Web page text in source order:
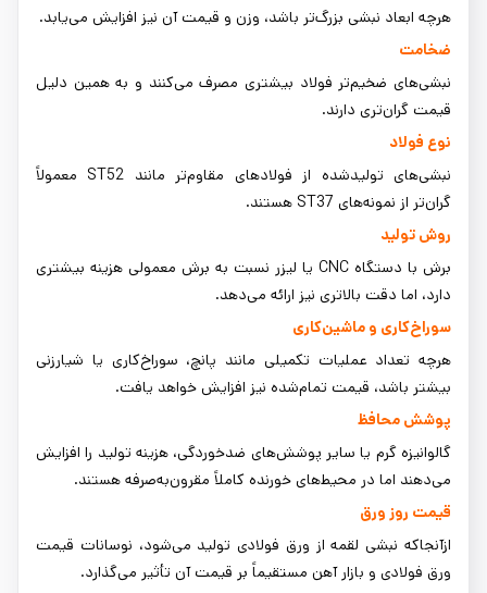
هرچه ابعاد نبشی بزرگ‌تر باشد، وزن و قیمت آن نیز افزایش می‌یابد.
ضخامت
نبشی‌های ضخیم‌تر فولاد بیشتری مصرف می‌کنند و به همین دلیل
قیمت گران‌تری دارند.
نوع فولاد
نبشی‌های تولیدشده از فولادهای مقاوم‌تر مانند ST52 معمولاً
گران‌تر از نمونه‌های ST37 هستند.
روش تولید
برش با دستگاه CNC یا لیزر نسبت به برش معمولی هزینه بیشتری
دارد، اما دقت بالاتری نیز ارائه می‌دهد.
سوراخ‌کاری و ماشین‌کاری
هرچه تعداد عملیات تکمیلی مانند پانچ، سوراخ‌کاری یا شیارزنی
بیشتر باشد، قیمت تمام‌شده نیز افزایش خواهد یافت.
پوشش محافظ
گالوانیزه گرم یا سایر پوشش‌های ضدخوردگی، هزینه تولید را افزایش
می‌دهند اما در محیط‌های خورنده کاملاً مقرون‌به‌صرفه هستند.
قیمت روز ورق
ازآنجاکه نبشی لقمه از ورق فولادی تولید می‌شود، نوسانات قیمت
ورق فولادی و بازار آهن مستقیماً بر قیمت آن تأثیر می‌گذارد.